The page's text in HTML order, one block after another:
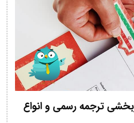
ترجمه رسمی و انواع